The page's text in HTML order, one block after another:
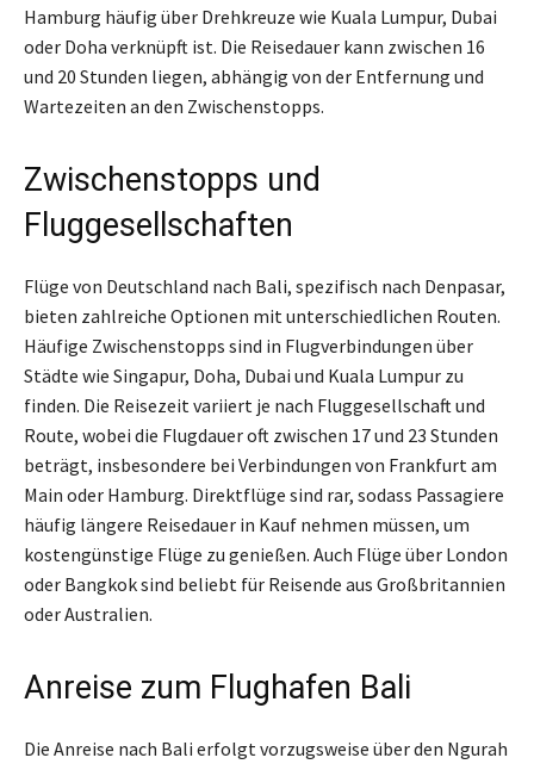
Hamburg häufig über Drehkreuze wie Kuala Lumpur, Dubai
oder Doha verknüpft ist. Die Reisedauer kann zwischen 16
und 20 Stunden liegen, abhängig von der Entfernung und
Wartezeiten an den Zwischenstopps.
Zwischenstopps und
Fluggesellschaften
Flüge von Deutschland nach Bali, spezifisch nach Denpasar,
bieten zahlreiche Optionen mit unterschiedlichen Routen.
Häufige Zwischenstopps sind in Flugverbindungen über
Städte wie Singapur, Doha, Dubai und Kuala Lumpur zu
finden. Die Reisezeit variiert je nach Fluggesellschaft und
Route, wobei die Flugdauer oft zwischen 17 und 23 Stunden
beträgt, insbesondere bei Verbindungen von Frankfurt am
Main oder Hamburg. Direktflüge sind rar, sodass Passagiere
häufig längere Reisedauer in Kauf nehmen müssen, um
kostengünstige Flüge zu genießen. Auch Flüge über London
oder Bangkok sind beliebt für Reisende aus Großbritannien
oder Australien.
Anreise zum Flughafen Bali
Die Anreise nach Bali erfolgt vorzugsweise über den Ngurah